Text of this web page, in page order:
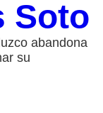
Soto
abandona
su